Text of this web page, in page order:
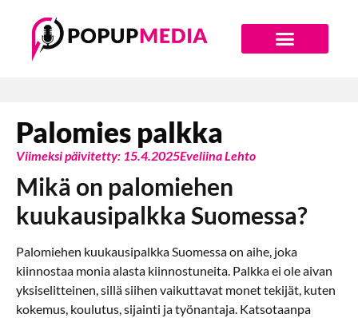
Palomies palkka
Viimeksi päivitetty: 15.4.2025Eveliina Lehto
Mikä on palomiehen
kuukausipalkka Suomessa?
Palomiehen kuukausipalkka Suomessa on aihe, joka
kiinnostaa monia alasta kiinnostuneita. Palkka ei ole aivan
yksiselitteinen, sillä siihen vaikuttavat monet tekijät, kuten
kokemus, koulutus, sijainti ja työnantaja. Katsotaanpa